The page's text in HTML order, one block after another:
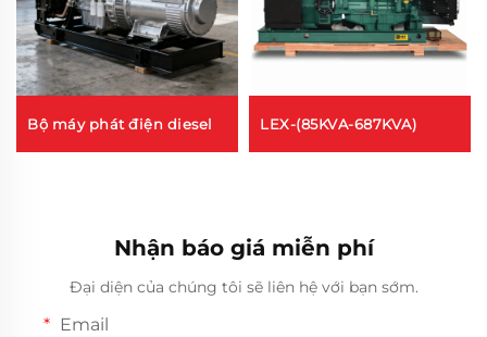
Bộ máy phát điện diesel LEX-(85KVA-687KVA)
Nhận báo giá miễn phí
Đại diện của chúng tôi sẽ liên hệ với bạn sớm.
Email